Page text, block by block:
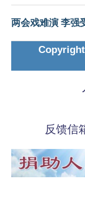
两会戏难演 李强
反馈信